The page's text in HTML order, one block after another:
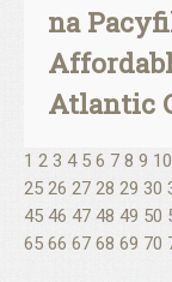
na
Atlantic
1 2 3 4 5 6 7 8 9 10
25 26 27 28 29 30
45 46 47 48 49 50
65 66 67 68 69 70